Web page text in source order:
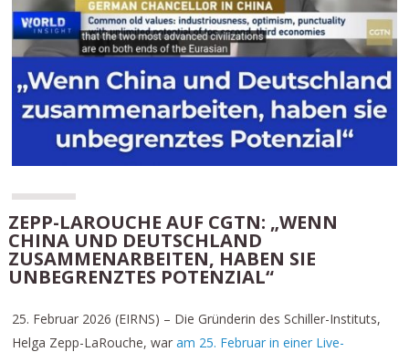
ZEPP-LAROUCHE AUF CGTN: „WENN
CHINA UND DEUTSCHLAND
ZUSAMMENARBEITEN, HABEN SIE
UNBEGRENZTES POTENZIAL“
25. Februar 2026 (EIRNS) – Die Gründerin des Schiller-Instituts,
Helga Zepp-LaRouche, waram 25. Februar in einer Live-